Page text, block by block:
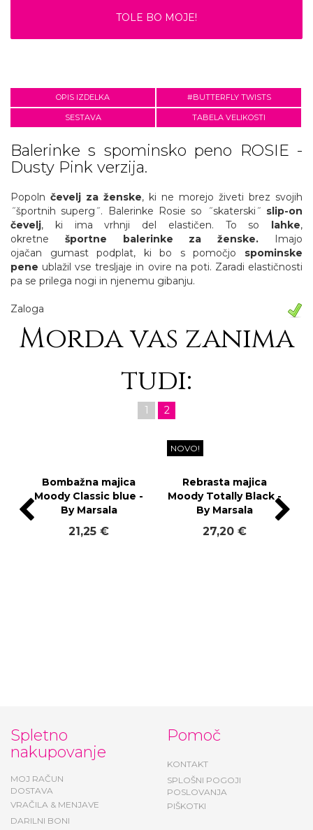
TOLE BO MOJE!
OPIS IZDELKA #BUTTERFLY TWISTS
SESTAVA TABELA VELIKOSTI
Balerinke s spominsko peno ROSIE -
Dusty Pink verzija.
Popoln čevelj za ženske, ki ne morejo živeti brez svojih
˝športnih superg˝. Balerinke Rosie so ˝skaterski˝ slip-on
čevelj, ki ima vrhnji del elastičen. To so lahke,
okretne športne balerinke za ženske. Imajo
ojačan gumast podplat, ki bo s pomočjo spominske
pene ublažil vse tresljaje in ovire na poti. Zaradi elastičnosti
pa se prilega nogi in njenemu gibanju.
Zaloga
Morda vas zanima
tudi:
1 2
NOVO!
Spletno
nakupovanje
MOJ RAČUN
DOSTAVA
VRAČILA & MENJAVE
DARILNI BONI
Pomoč
KONTAKT
SPLOŠNI POGOJI
POSLOVANJA
PIŠKOTKI